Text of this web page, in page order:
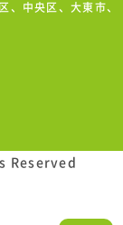
、中央区、大東市、
Reserved